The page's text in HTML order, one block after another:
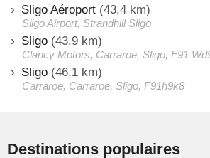
Sligo Aéroport (43,4 km)
Sligo Airport, Strandhill Sligo
Sligo (43,9 km)
Clancy Motors, Carraroe, Sligo, F91
Sligo (46,1 km)
Carraroe, Carraroe, Sligo, F91h9k8
Destinations populaires